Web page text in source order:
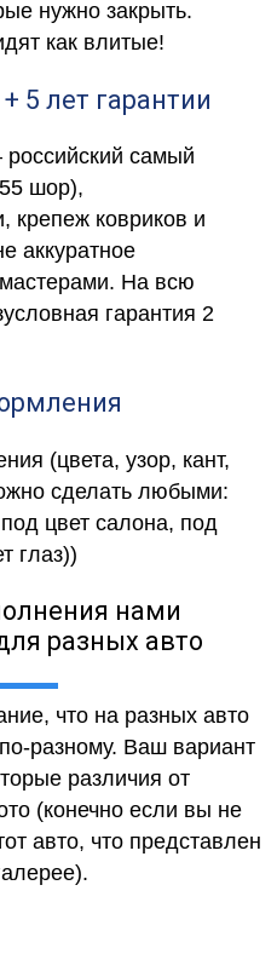
нужно закрыть.
как влитые!
5 лет гарантии
российский самый
шор),
крепеж ковриков и
аккуратное
На всю
гарантия 2
(цвета, узор, кант,
сделать любыми:
цвет салона, под
глаз))
нами
разных авто
что на разных авто
разному. Ваш вариант
различия от
(конечно если вы не
авто, что представлен